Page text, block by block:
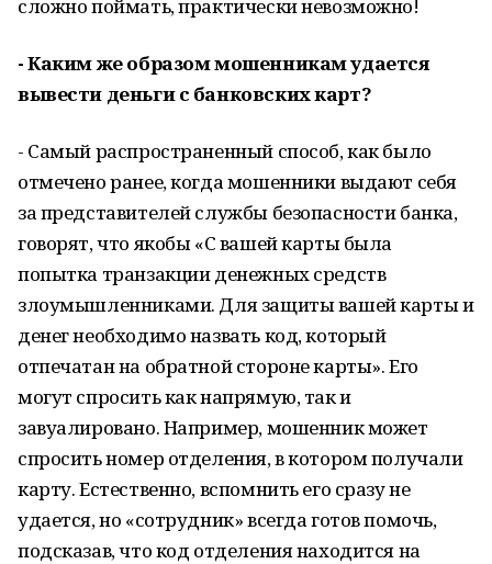
сложно поймать, практически невозможно!
- Каким же образом мошенникам удается
вывести деньги с банковских карт?
- Самый распространенный способ, как было
отмечено ранее, когда мошенники выдают себя
за представителей службы безопасности банка,
говорят, что якобы «С вашей карты была
попытка транзакции денежных средств
злоумышленниками. Для защиты вашей карты и
денег необходимо назвать код, который
отпечатан на обратной стороне карты». Его
могут спросить как напрямую, так и
завуалировано. Например, мошенник может
спросить номер отделения, в котором получали
карту. Естественно, вспомнить его сразу не
удается, но «сотрудник» всегда готов помочь,
подсказав, что код отделения находится на